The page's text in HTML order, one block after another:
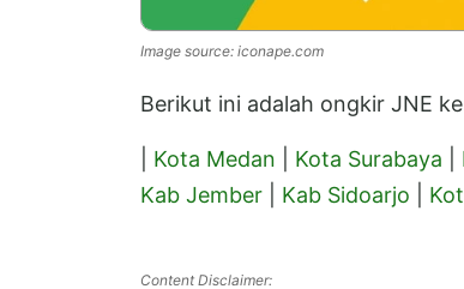
Image source: iconape.com
Berikut ini adalah ongkir JNE
Kota Medan Kota Surabaya
Kab Jember
Kab Sidoarjo
Content Disclaimer: